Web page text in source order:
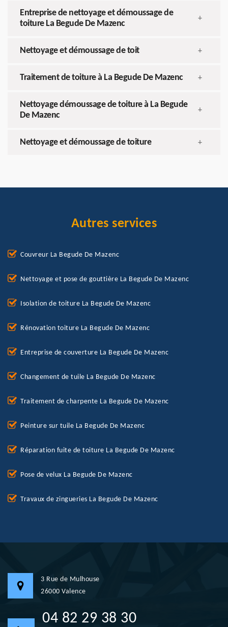
Entreprise de nettoyage et démoussage de
toiture La Begude De Mazenc
+
Nettoyage et démoussage de toit +
Traitement de toiture à La Begude De Mazenc +
Nettoyage démoussage de toiture à La Begude
De Mazenc
+
Nettoyage et démoussage de toiture +
Autres services
Couvreur La Begude De Mazenc
Nettoyage et pose de gouttière La Begude De Mazenc
Isolation de toiture La Begude De Mazenc
Rénovation toiture La Begude De Mazenc
Entreprise de couverture La Begude De Mazenc
Changement de tuile La Begude De Mazenc
Traitement de charpente La Begude De Mazenc
Peinture sur tuile La Begude De Mazenc
Réparation fuite de toiture La Begude De Mazenc
Pose de velux La Begude De Mazenc
Travaux de zingueries La Begude De Mazenc
3 Rue de Mulhouse
26000 Valence
04 82 29 38 30